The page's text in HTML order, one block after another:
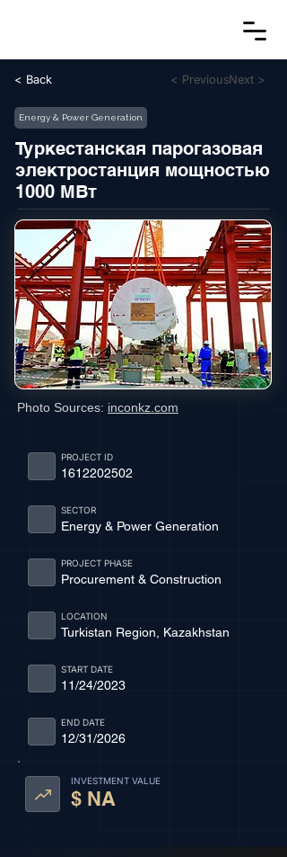
< Back < PreviousNext >
Energy & Power Generation
Туркестанская парогазовая
электростанция мощностью
1000 МВт
Photo Sources: inconkz.com
1612202502
PROJECT ID
Energy & Power Generation
SECTOR
Procurement & Construction
PROJECT PHASE
Turkistan Region, Kazakhstan
LOCATION
11/24/2023
START DATE
12/31/2026
END DATE
INVESTMENT VALUE
$ NA